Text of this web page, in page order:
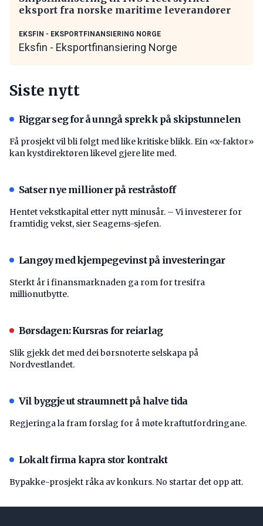
eksport fra norske maritime leverandører
EKSFIN - EKSPORTFINANSIERING NORGE
Eksfin - Eksportfinansiering Norge
Siste nytt
Riggar seg for å unngå sprekk på skipstunnelen
Få prosjekt vil bli følgt med like kritiske blikk. Ein «x-faktor»
kan kystdirektøren likevel gjere lite med.
Satser nye millioner på restråstoff
Hentet vekstkapital etter nytt minusår. – Vi investerer for
framtidig vekst, sier Seagems-sjefen.
Langøy med kjempegevinst på investeringar
Sterkt år i finansmarknaden ga rom for tresifra
millionutbytte.
Børsdagen: Kursras for reiarlag
Slik gjekk det med dei børsnoterte selskapa på
Nordvestlandet.
Vil byggje ut straumnett på halve tida
Regjeringa la fram forslag for å møte kraftutfordringane.
Lokalt firma kapra stor kontrakt
Bypakke-prosjekt råka av konkurs. No startar det opp att.